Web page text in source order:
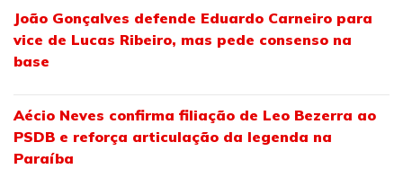
João Gonçalves defende Eduardo Carneiro para
vice de Lucas Ribeiro, mas pede consenso na
base
Aécio Neves confirma filiação de Leo Bezerra ao
PSDB e reforça articulação da legenda na
Paraíba